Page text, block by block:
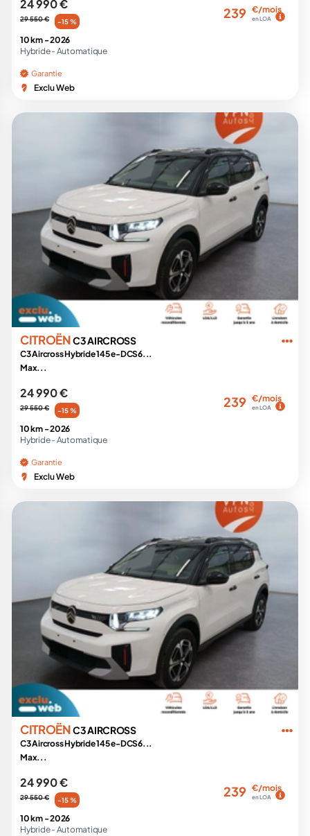
24 990 €
29 550 € -15 %
239 €/mois
en LOA
10 km -2026
Hybride - Automatique
Garantie
Exclu Web
CITROËNC3 AIRCROSS
C3 Aircross Hybride 145 e-DCS6...
Max...
24 990 €
29 550 € -15 %
239 €/mois
en LOA
10 km -2026
Hybride - Automatique
Garantie
Exclu Web
CITROËNC3 AIRCROSS
C3 Aircross Hybride 145 e-DCS6...
Max...
24 990 €
29 550 € -15 %
239 €/mois
en LOA
10 km -2026
Hybride - Automatique